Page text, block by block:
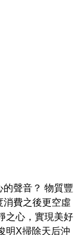
聲音？ 物質豐
消費之後更空虛
之心，實現美好
明X掃除天后沖